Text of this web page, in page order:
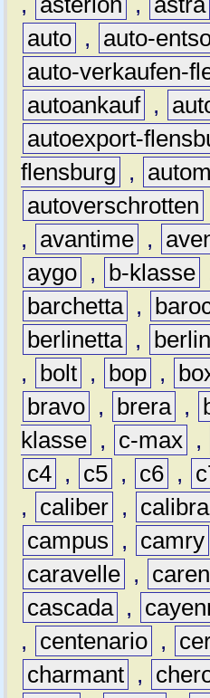
auto , auto-
auto-verkaufen-
autoankauf ,
autoexport-
flensburg
,
autoverschrotten
,
avantime ,
aygo , b-klasse
barchetta ,
berlinetta ,
,
bolt , bop ,
bravo , brera ,
klasse , c-max ,
c4 , c5 , c6 ,
,
caliber , calibra
campus
, camry
caravelle ,
cascada ,
,
centenario ,
charmant ,